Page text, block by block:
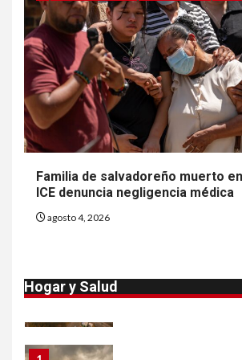
Familia de salvadoreño muerto
ICE denuncia negligencia médica
agosto 4, 2026
Hogar y Salud
8 • ESTADOS UNIDOS
NOTICIAS
Van 4,100 casos
por parásito que
diarrea en EEUU
9 • ESTADOS UNIDOS
NOTICIAS
Sigue
Taylor Farms por
de su casa